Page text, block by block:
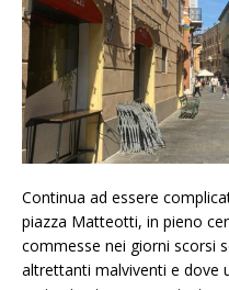
Continua ad essere
piazza Matteotti, in pieno
commesse nei giorni scorsi
altrettanti malviventi e dove